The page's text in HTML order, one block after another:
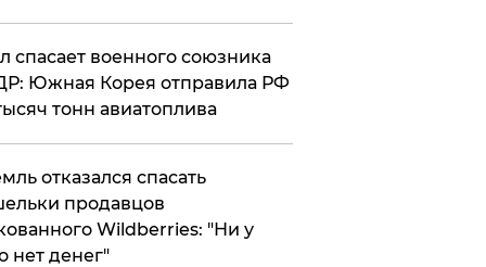
спасает военного союзника
Южная Корея отправила РФ
тонн авиатоплива
отказался спасать
продавцов
Wildberries: "Ни у
нет денег"